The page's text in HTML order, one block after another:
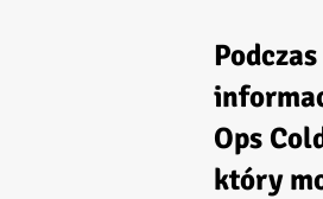
Ops
który